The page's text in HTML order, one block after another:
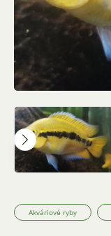
Akváriové ryby